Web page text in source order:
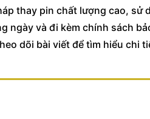
thay pin chất lượng cao,
ngày và đi kèm chính sách
dõi bài viết để tìm hiểu chi